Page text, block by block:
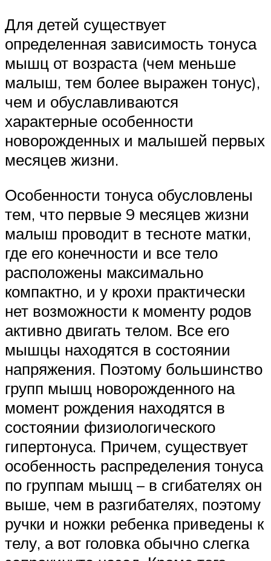
Для детей существует
определенная зависимость тонуса
мышц от возраста (чем меньше
малыш, тем более выражен тонус),
чем и обуславливаются
характерные особенности
новорожденных и малышей первых
месяцев жизни.
Особенности тонуса обусловлены
тем, что первые 9 месяцев жизни
малыш проводит в тесноте матки,
где его конечности и все тело
расположены максимально
компактно, и у крохи практически
нет возможности к моменту родов
активно двигать телом. Все его
мышцы находятся в состоянии
напряжения. Поэтому большинство
групп мышц новорожденного на
момент рождения находятся в
состоянии физиологического
гипертонуса. Причем, существует
особенность распределения тонуса
по группам мышц – в сгибателях он
выше, чем в разгибателях, поэтому
ручки и ножки ребенка приведены к
телу, а вот головка обычно слегка